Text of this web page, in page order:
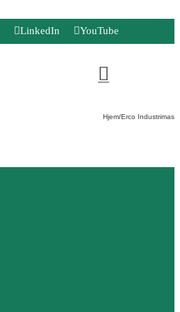
LinkedIn YouTube
Hjem/Erco